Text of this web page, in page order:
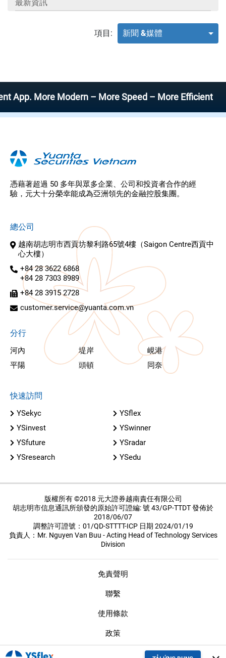
最新資訊
項目: 新聞 &媒體
More Modern – More Speed – More Efficient
憑藉著超過 50 多年與眾多企業、公司和投資者合作的經
驗，元大十分榮幸能成為亞洲領先的金融控股集團。
總公司
越南胡志明市西貢坊黎利路65號4樓（Saigon Centre西貢中
心大樓）
+84 28 3622 6868
+84 28 7303 8989
+84 28 3915 2728
customer.service@yuanta.com.vn
分行
河內 堤岸
峴港
平陽
頭頓 同奈
快速訪問
YSekyc
YSflex
YSinvest
YSwinner
YSfuture
YSradar
YSresearch
YSedu
版權所有 ©2018 元大證券越南責任有限公司
胡志明市信息通訊所頒發的原始許可證編: 號 43/GP-TTDT 發佈於
2018/06/07
調整許可證號：01/QD-STTTT-ICP 日期 2024/01/19
負責人：Mr. Nguyen Van Buu - Acting Head of Technology Services
Division
免責聲明
聯繫
使用條款
政策